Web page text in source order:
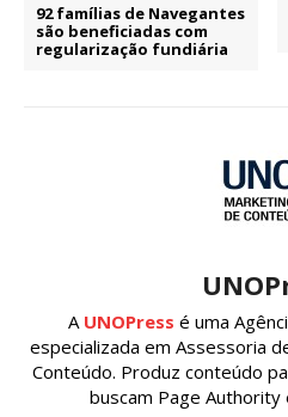
92 famílias de Navegantes
são beneficiadas com
regularização fundiária
A UNOPress é uma
especializada em Assessoria
Conteúdo. Produz conteúdo
buscam Page Authority